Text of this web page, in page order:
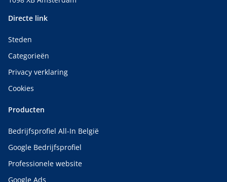
Directe link
Steden
Categorieën
Privacy verklaring
Cookies
Producten
Bedrijfsprofiel All-In België
Google Bedrijfsprofiel
Professionele website
Google Ads